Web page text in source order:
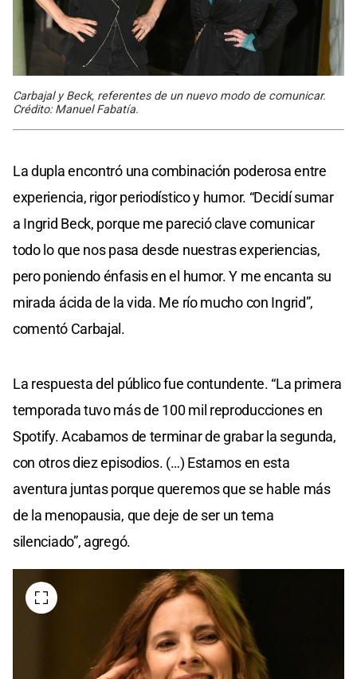
Carbajal y Beck, referentes de un nuevo modo de comunicar.
Crédito: Manuel Fabatía.
La dupla encontró una combinación poderosa entre
experiencia, rigor periodístico y humor. “Decidí sumar
a Ingrid Beck, porque me pareció clave comunicar
todo lo que nos pasa desde nuestras experiencias,
pero poniendo énfasis en el humor. Y me encanta su
mirada ácida de la vida. Me río mucho con Ingrid”,
comentó Carbajal.
La respuesta del público fue contundente. “La primera
temporada tuvo más de 100 mil reproducciones en
Spotify. Acabamos de terminar de grabar la segunda,
con otros diez episodios. (…) Estamos en esta
aventura juntas porque queremos que se hable más
de la menopausia, que deje de ser un tema
silenciado”, agregó.